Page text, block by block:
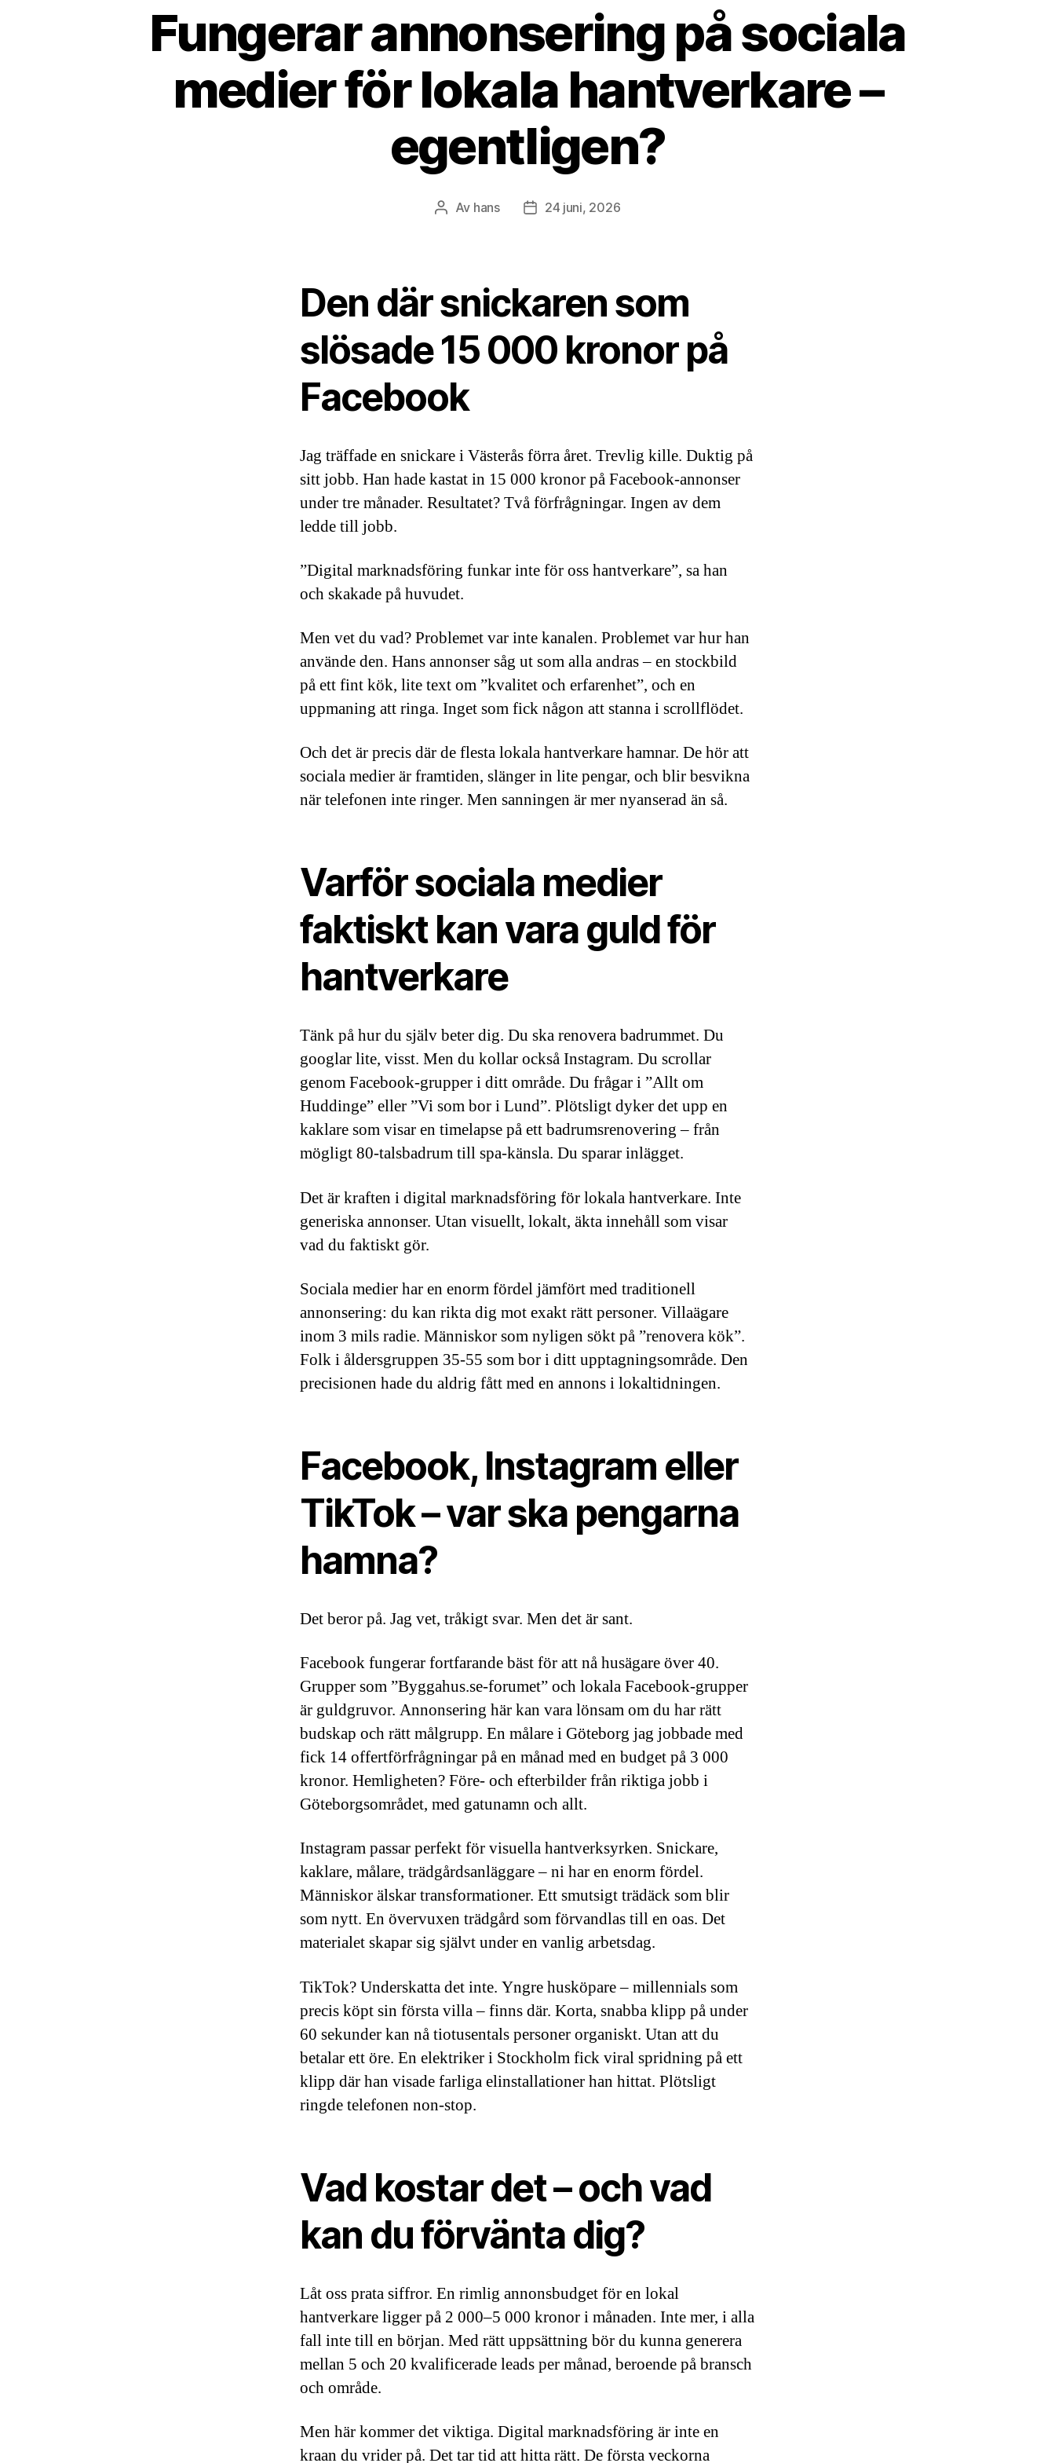
Fungerar annonsering på sociala
medier för lokala hantverkare –
egentligen?
Inläggsförfattare
Av hans Inläggsdatum
24 juni, 2026
Den där snickaren som
slösade 15 000 kronor på
Facebook
Jag träffade en snickare i Västerås förra året. Trevlig kille. Duktig på
sitt jobb. Han hade kastat in 15 000 kronor på Facebook-annonser
under tre månader. Resultatet? Två förfrågningar. Ingen av dem
ledde till jobb.
”Digital marknadsföring funkar inte för oss hantverkare”, sa han
och skakade på huvudet.
Men vet du vad? Problemet var inte kanalen. Problemet var hur han
använde den. Hans annonser såg ut som alla andras – en stockbild
på ett fint kök, lite text om ”kvalitet och erfarenhet”, och en
uppmaning att ringa. Inget som fick någon att stanna i scrollflödet.
Och det är precis där de flesta lokala hantverkare hamnar. De hör att
sociala medier är framtiden, slänger in lite pengar, och blir besvikna
när telefonen inte ringer. Men sanningen är mer nyanserad än så.
Varför sociala medier
faktiskt kan vara guld för
hantverkare
Tänk på hur du själv beter dig. Du ska renovera badrummet. Du
googlar lite, visst. Men du kollar också Instagram. Du scrollar
genom Facebook-grupper i ditt område. Du frågar i ”Allt om
Huddinge” eller ”Vi som bor i Lund”. Plötsligt dyker det upp en
kaklare som visar en timelapse på ett badrumsrenovering – från
mögligt 80-talsbadrum till spa-känsla. Du sparar inlägget.
Det är kraften i digital marknadsföring för lokala hantverkare. Inte
generiska annonser. Utan visuellt, lokalt, äkta innehåll som visar
vad du faktiskt gör.
Sociala medier har en enorm fördel jämfört med traditionell
annonsering: du kan rikta dig mot exakt rätt personer. Villaägare
inom 3 mils radie. Människor som nyligen sökt på ”renovera kök”.
Folk i åldersgruppen 35-55 som bor i ditt upptagningsområde. Den
precisionen hade du aldrig fått med en annons i lokaltidningen.
Facebook, Instagram eller
TikTok – var ska pengarna
hamna?
Det beror på. Jag vet, tråkigt svar. Men det är sant.
Facebook fungerar fortfarande bäst för att nå husägare över 40.
Grupper som ”Byggahus.se-forumet” och lokala Facebook-grupper
är guldgruvor. Annonsering här kan vara lönsam om du har rätt
budskap och rätt målgrupp. En målare i Göteborg jag jobbade med
fick 14 offertförfrågningar på en månad med en budget på 3 000
kronor. Hemligheten? Före- och efterbilder från riktiga jobb i
Göteborgsområdet, med gatunamn och allt.
Instagram passar perfekt för visuella hantverksyrken. Snickare,
kaklare, målare, trädgårdsanläggare – ni har en enorm fördel.
Människor älskar transformationer. Ett smutsigt trädäck som blir
som nytt. En övervuxen trädgård som förvandlas till en oas. Det
materialet skapar sig självt under en vanlig arbetsdag.
TikTok? Underskatta det inte. Yngre husköpare – millennials som
precis köpt sin första villa – finns där. Korta, snabba klipp på under
60 sekunder kan nå tiotusentals personer organiskt. Utan att du
betalar ett öre. En elektriker i Stockholm fick viral spridning på ett
klipp där han visade farliga elinstallationer han hittat. Plötsligt
ringde telefonen non-stop.
Vad kostar det – och vad
kan du förvänta dig?
Låt oss prata siffror. En rimlig annonsbudget för en lokal
hantverkare ligger på 2 000–5 000 kronor i månaden. Inte mer, i alla
fall inte till en början. Med rätt uppsättning bör du kunna generera
mellan 5 och 20 kvalificerade leads per månad, beroende på bransch
och område.
Men här kommer det viktiga. Digital marknadsföring är inte en
kraan du vrider på. Det tar tid att hitta rätt. De första veckorna